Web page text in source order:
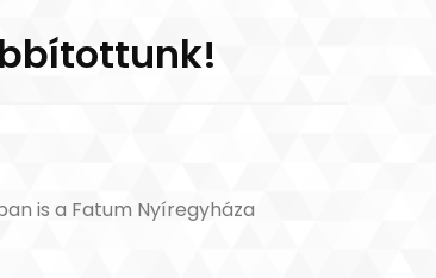
is a Fatum Nyíregyháza